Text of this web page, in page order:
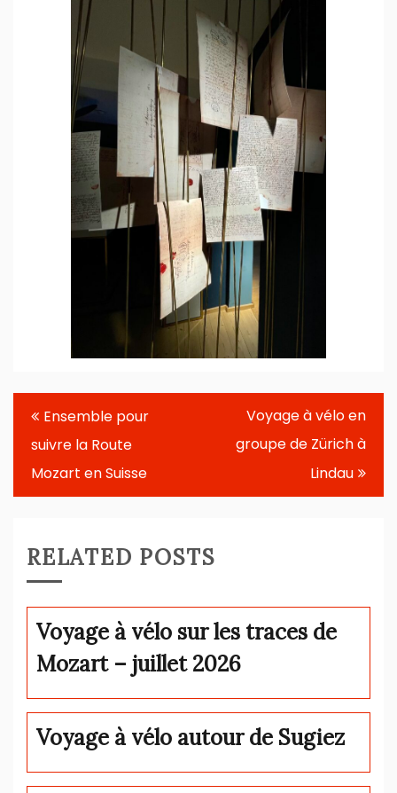
Navigation
de
l’article
Ensemble pour
suivre la Route
Mozart en Suisse
Voyage à vélo en
groupe de Zürich à
Lindau
RELATED POSTS
Voyage à vélo sur les traces de
Mozart – juillet 2026
Voyage à vélo autour de Sugiez